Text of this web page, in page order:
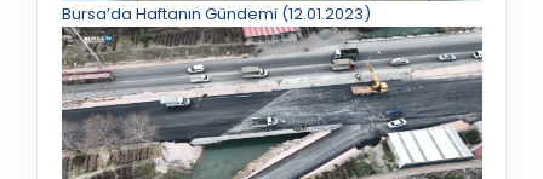
Bursa’da Haftanın Gündemi (12.01.2023)